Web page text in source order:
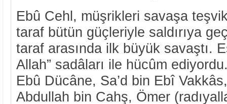
Ebû Cehl, müşrikleri savaşa
taraf bütün güçleriyle saldırıya
taraf arasında ilk büyük savaştı.
Allah” sadâları ile hücûm
Ebû Dücâne, Sa’d bin Ebî
Abdullah bin Cahş, Ömer